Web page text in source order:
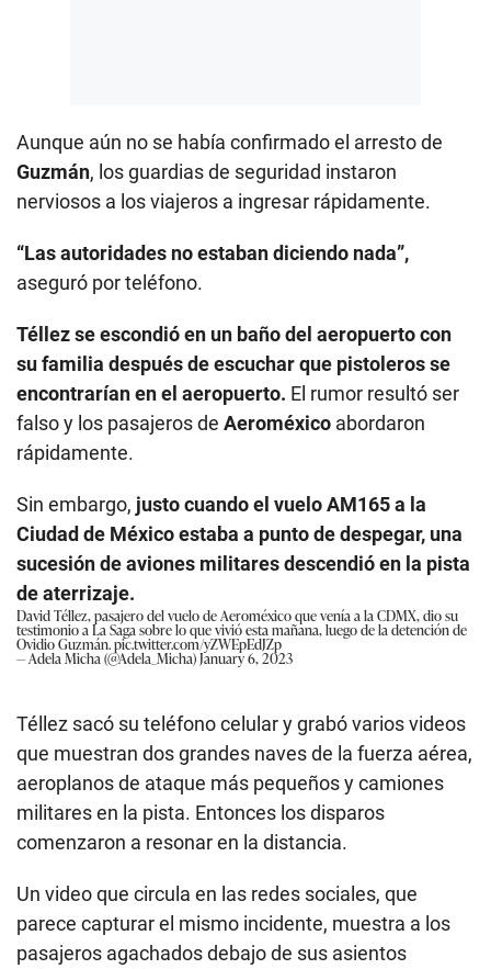
Aunque aún no se había confirmado el arresto de
Guzmán, los guardias de seguridad instaron
nerviosos a los viajeros a ingresar rápidamente.
“Las autoridades no estaban diciendo nada”,
aseguró por teléfono.
Téllez se escondió en un baño del aeropuerto con
su familia después de escuchar que pistoleros se
encontrarían en el aeropuerto. El rumor resultó ser
falso y los pasajeros de Aeroméxico abordaron
rápidamente.
Sin embargo, justo cuando el vuelo AM165 a la
Ciudad de México estaba a punto de despegar, una
sucesión de aviones militares descendió en la pista
de aterrizaje.
David Téllez, pasajero del vuelo de Aeroméxico que venía a la CDMX, dio su
testimonio a La Saga sobre lo que vivió esta mañana, luego de la detención de
Ovidio Guzmán.pic.twitter.com/yZWEpEdJZp
— Adela Micha (@Adela_Micha)January 6, 2023
Téllez sacó su teléfono celular y grabó varios videos
que muestran dos grandes naves de la fuerza aérea,
aeroplanos de ataque más pequeños y camiones
militares en la pista. Entonces los disparos
comenzaron a resonar en la distancia.
Un video que circula en las redes sociales, que
parece capturar el mismo incidente, muestra a los
pasajeros agachados debajo de sus asientos